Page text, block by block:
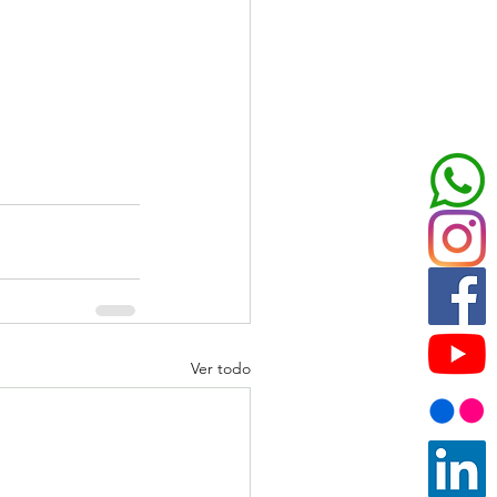
Ver todo